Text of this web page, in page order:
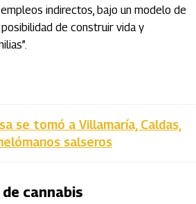
indirectos, bajo un modelo de
de construir vida y
se tomó a Villamaría, Caldas,
salseros
cannabis